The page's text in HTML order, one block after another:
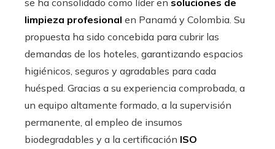
limpieza profesional en Panamá y Colombia. Su
propuesta ha sido concebida para cubrir las
demandas de los hoteles, garantizando espacios
higiénicos, seguros y agradables para cada
huésped. Gracias a su experiencia comprobada, a
un equipo altamente formado, a la supervisión
permanente, al empleo de insumos
biodegradables y a la certificación ISO